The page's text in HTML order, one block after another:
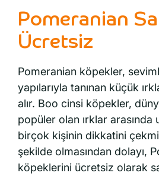
Pomeranian
Ücretsiz
Pomeranian köpekler,
yapılarıyla tanınan küçük
alır. Boo cinsi köpekler,
popüler olan ırklar
birçok kişinin dikkatini
şekilde olmasından dolayı,
köpeklerini ücretsiz olarak